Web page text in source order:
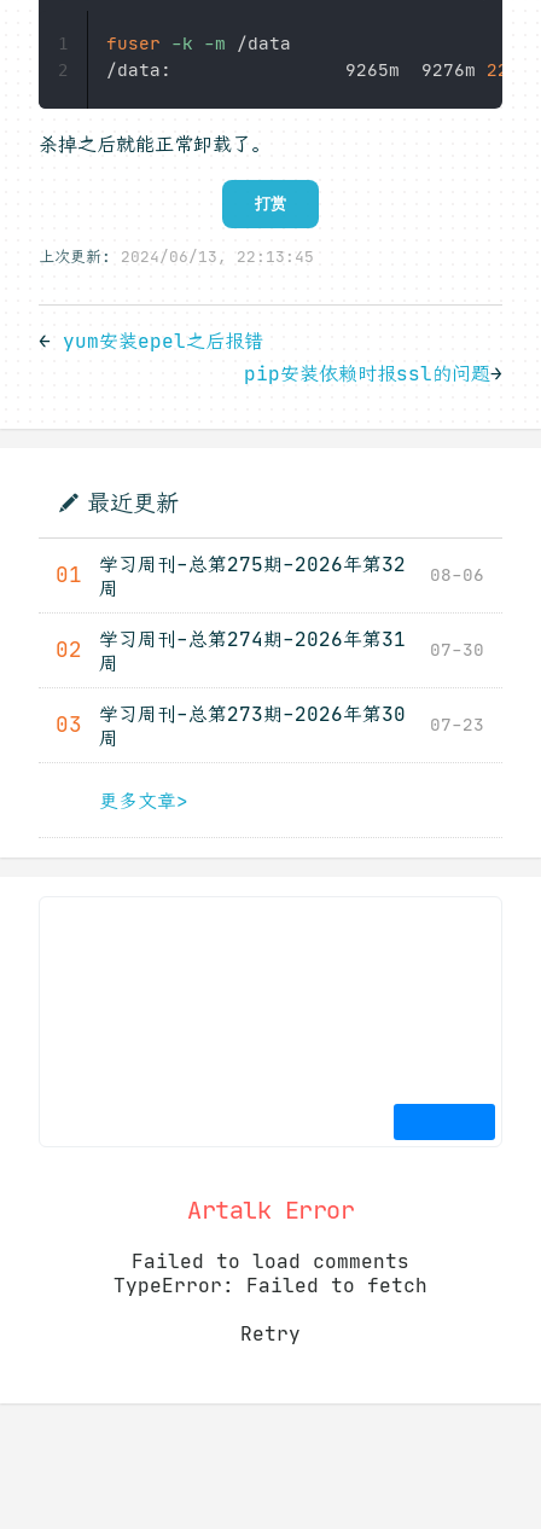
fuser -k -m /data
/data:                9265m  9276m 22762
1
2
杀掉之后就能正常卸载了。
打赏
上次更新: 2024/06/13, 22:13:45
← yum安装epel之后报错
pip安装依赖时报ssl的问题→
最近更新
01
学习周刊-总第275期-2026年第32
周
08-06
02
学习周刊-总第274期-2026年第31
周
07-30
03
学习周刊-总第273期-2026年第30
周
07-23
更多文章>
Artalk Error
Failed to load comments
TypeError: Failed to fetch
Retry